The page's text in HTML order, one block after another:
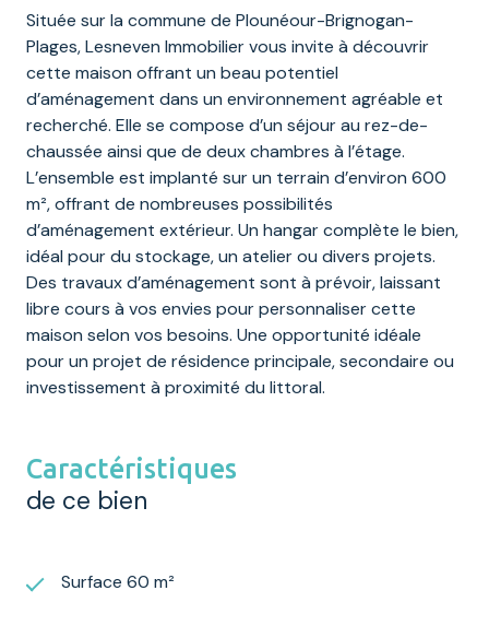
Située sur la commune de Plounéour-Brignogan-
Plages, Lesneven Immobilier vous invite à découvrir
cette maison offrant un beau potentiel
d’aménagement dans un environnement agréable et
recherché. Elle se compose d’un séjour au rez-de-
chaussée ainsi que de deux chambres à l’étage.
L’ensemble est implanté sur un terrain d’environ 600
m², offrant de nombreuses possibilités
d’aménagement extérieur. Un hangar complète le bien,
idéal pour du stockage, un atelier ou divers projets.
Des travaux d’aménagement sont à prévoir, laissant
libre cours à vos envies pour personnaliser cette
maison selon vos besoins. Une opportunité idéale
pour un projet de résidence principale, secondaire ou
investissement à proximité du littoral.
Caractéristiques
de ce bien
Surface 60 m²